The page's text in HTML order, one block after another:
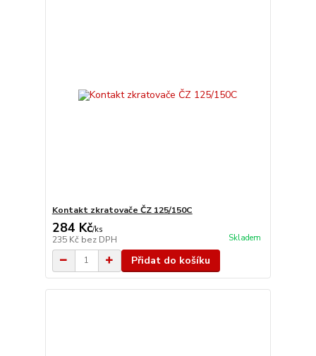
Kontakt zkratovače ČZ 125/150C
284 Kč/ks
235 Kč bez DPH Skladem
Přidat do košíku